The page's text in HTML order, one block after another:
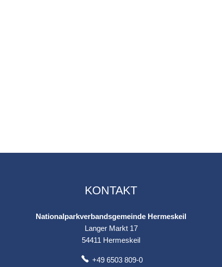
KONTAKT
Nationalparkverbandsgemeinde Hermeskeil
Langer Markt 17
54411 Hermeskeil
+49 6503 809-0